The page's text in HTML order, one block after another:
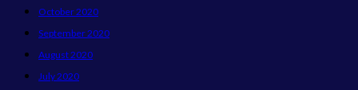
October 2020
September 2020
August 2020
July 2020